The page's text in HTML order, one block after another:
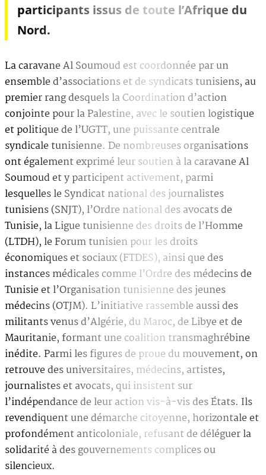
participants issus de toute l’Afrique du
Nord.
La caravane Al Soumoud est coordonnée par un
ensemble d’associations et de syndicats tunisiens, au
premier rang desquels la Coordination d’action
conjointe pour la Palestine, avec le soutien logistique
et politique de l’UGTT, une puissante centrale
syndicale tunisienne. De nombreuses organisations
ont également exprimé leur soutien à la caravane Al
Soumoud et y participent activement, parmi
lesquelles le Syndicat national des journalistes
tunisiens (SNJT), l’Ordre national des avocats de
Tunisie, la Ligue tunisienne des droits de l’Homme
(LTDH), le Forum tunisien pour les droits
économiques et sociaux (FTDES), ainsi que des
instances médicales comme l’Ordre des médecins de
Tunisie et l’Organisation tunisienne des jeunes
médecins (OTJM). L’initiative rassemble aussi des
militants venus d’Algérie, du Maroc, de Libye et de
Mauritanie, formant une coalition transmaghrébine
inédite. Parmi les figures de proue du mouvement, on
retrouve des universitaires, médecins, artistes,
journalistes et avocats, qui insistent sur
l’indépendance de leur action vis-à-vis des États. Ils
revendiquent une démarche citoyenne, horizontale et
profondément anticoloniale, refusant de déléguer la
solidarité à des gouvernements complices ou
silencieux.